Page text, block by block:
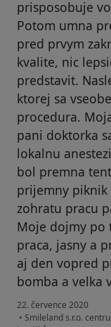
prisposobuje
Potom umna
pred prvym
kvalite, nic
predstavit.
ktorej sa
procedura.
pani doktorka
lokalnu
bol premna
prijemny
zohratu pracu
Moje dojmy po
praca, jasny a
aj den vopred
bomba a velka
22. července 2020
• Smileland s.r.o.